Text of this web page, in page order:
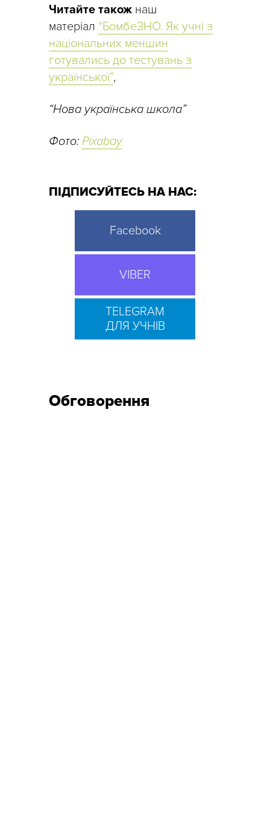
Читайте також наш
матеріал “БомбеЗНО. Як учні з
національних меншин
готувались до тестувань з
української”,
“Нова українська школа”
Фото: Pixabay
ПІДПИСУЙТЕСЬ НА НАС:
Facebook
VIBER
TELEGRAM
ДЛЯ УЧНІВ
Обговорення